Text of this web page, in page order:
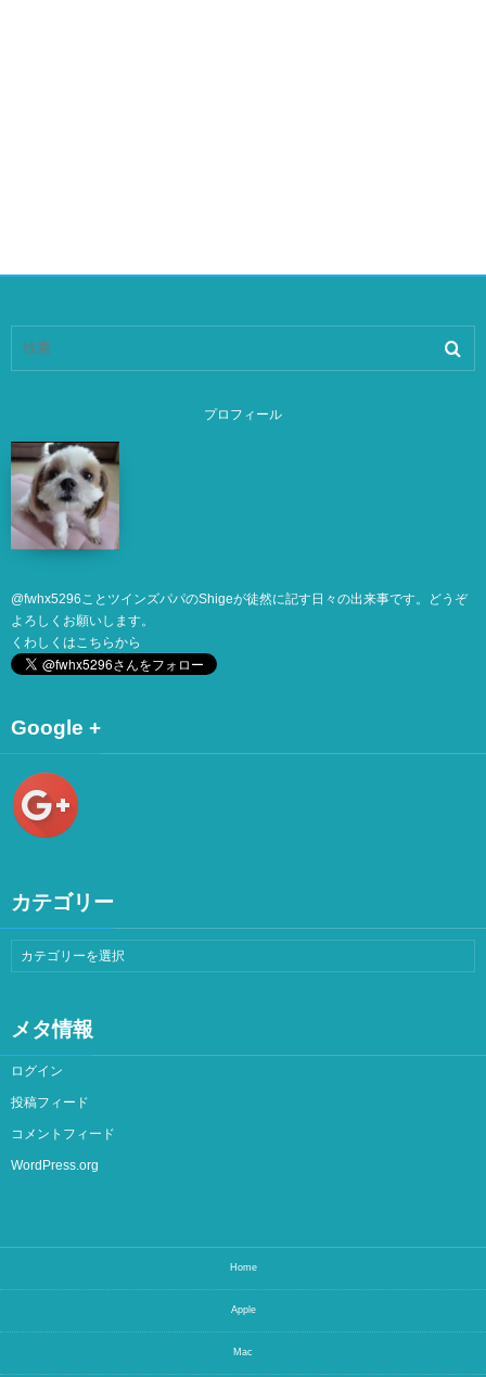
プロフィール
@fwhx5296 ことツインズパパのShigeが徒然に記す日々の出来事です。どうぞ
よろしくお願いします。
くわしくは こちらから
Google +
カテゴリー
メタ情報
ログイン
投稿フィード
コメントフィード
WordPress.org
Home
Apple
Mac